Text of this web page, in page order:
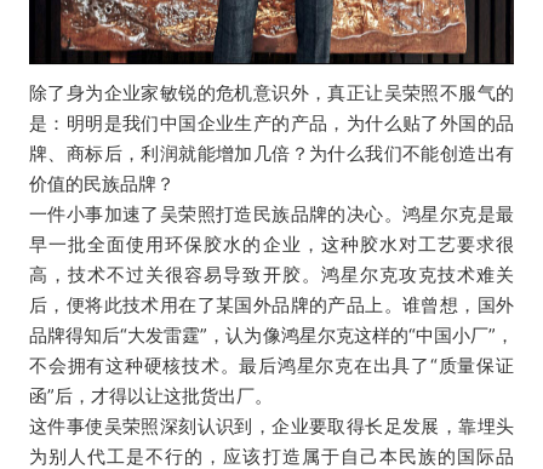
除了身为企业家敏锐的危机意识外，真正让吴荣照不服气的
是：明明是我们中国企业生产的产品，为什么贴了外国的品
牌、商标后，利润就能增加几倍？为什么我们不能创造出有
价值的民族品牌？
一件小事加速了吴荣照打造民族品牌的决心。鸿星尔克是最
早一批全面使用环保胶水的企业，这种胶水对工艺要求很
高，技术不过关很容易导致开胶。鸿星尔克攻克技术难关
后，便将此技术用在了某国外品牌的产品上。谁曾想，国外
品牌得知后“大发雷霆”，认为像鸿星尔克这样的“中国小厂”，
不会拥有这种硬核技术。最后鸿星尔克在出具了“质量保证
函”后，才得以让这批货出厂。
这件事使吴荣照深刻认识到，企业要取得长足发展，靠埋头
为别人代工是不行的，应该打造属于自己本民族的国际品